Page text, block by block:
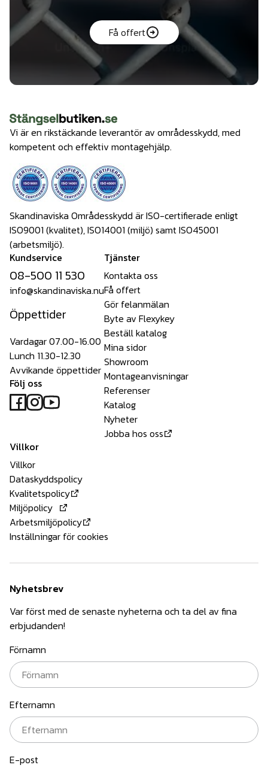
Få offert
Vi är en rikstäckande leverantör av områdesskydd, med
kompetent och effektiv montagehjälp.
Skandinaviska Områdesskydd är ISO-certifierade enligt
ISO9001 (kvalitet), ISO14001 (miljö) samt ISO45001
(arbetsmiljö).
Kundservice
08-500 11 530
info@skandinaviska.nu
Öppettider
Vardagar 07.00-16.00
Lunch 11.30-12.30
Avvikande öppettider
Följ oss
Tjänster
Kontakta oss
Få offert
Gör felanmälan
Byte av Flexykey
Beställ katalog
Mina sidor
Showroom
Montageanvisningar
Referenser
Katalog
Nyheter
Jobba hos oss
Villkor
Villkor
Dataskyddspolicy
Kvalitetspolicy
Miljöpolicy
Arbetsmiljöpolicy
Inställningar för cookies
Nyhetsbrev
Var först med de senaste nyheterna och ta del av fina
erbjudanden!
Förnamn
Efternamn
E-post